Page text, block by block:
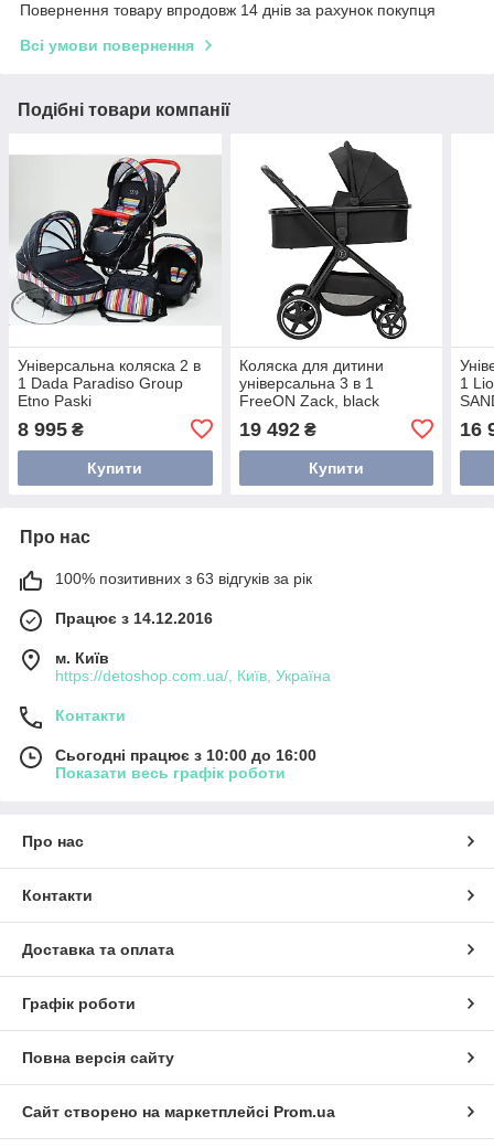
Повернення товару впродовж 14 днів за рахунок покупця
Всі умови повернення
Подібні товари компанії
Універсальна коляска 2 в
1 Dada Paradiso Group
Etno Paski
8 995 ₴
Купити
Коляска для дитини
універсальна 3 в 1
FreeON Zack, black
19 492₴
Купити
1
16
Про нас
100% позитивних з 63 відгуків за рік
Працює з 14.12.2016
м. Київ
https://detoshop.com.ua/, Київ, Україна
Контакти
Сьогодні працює з 10:00 до 16:00
Показати весь графік роботи
Про нас
Контакти
Доставка та оплата
Графік роботи
Повна версія сайту
Сайт створено на маркетплейсі Prom.ua